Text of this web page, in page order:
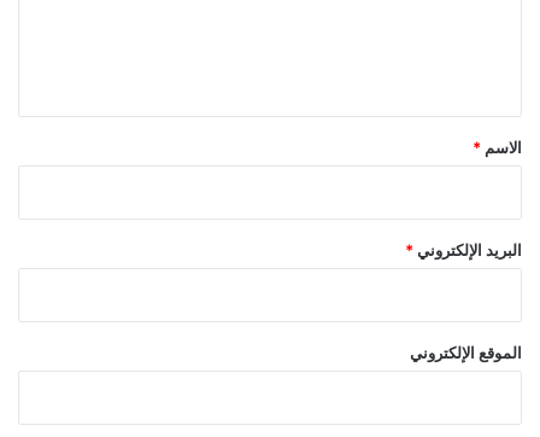
*
الاسم *
البريد الإلكتروني *
الموقع الإلكتروني